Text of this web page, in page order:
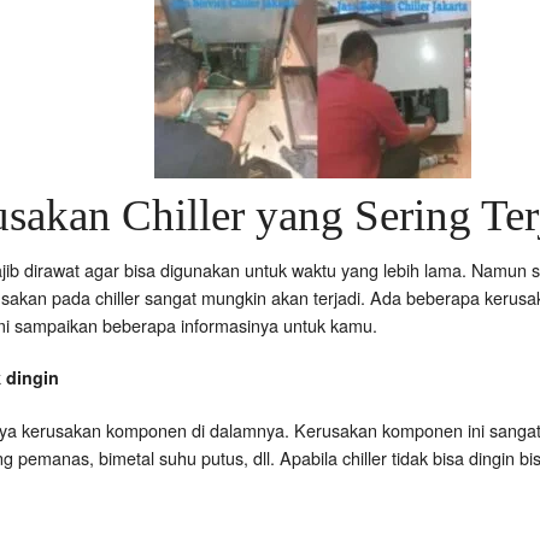
Chiller yang Sering
dirawat agar bisa digunakan untuk waktu yang lebih lama. Namun
pada chiller sangat mungkin akan terjadi. Ada beberapa
sampaikan beberapa informasinya untuk kamu.
dingin
kerusakan komponen di dalamnya. Kerusakan komponen ini
pemanas, bimetal suhu putus, dll. Apabila chiller tidak bisa dingin